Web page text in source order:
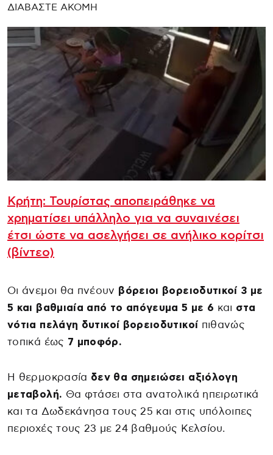
ΔΙΑΒΑΣΤΕ ΑΚΟΜΗ
Κρήτη: Τουρίστας αποπειράθηκε να
χρηματίσει υπάλληλο για να συναινέσει
έτσι ώστε να ασελγήσει σε ανήλικο κορίτσι
(βίντεο)
Οι άνεμοι θα πνέουν βόρειοι βορειοδυτικοί 3 με
5 και βαθμιαία από το απόγευμα 5 με 6 και στα
νότια πελάγη δυτικοί βορειοδυτικοί πιθανώς
τοπικά έως 7 μποφόρ.
Η θερμοκρασία δεν θα σημειώσει αξιόλογη
μεταβολή. Θα φτάσει στα ανατολικά ηπειρωτικά
και τα Δωδεκάνησα τους 25 και στις υπόλοιπες
περιοχές τους 23 με 24 βαθμούς Κελσίου.